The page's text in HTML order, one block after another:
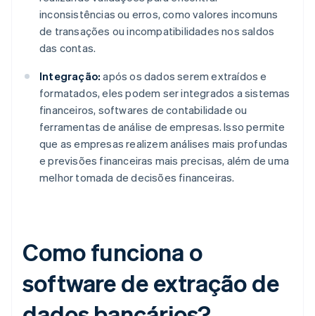
inconsistências ou erros, como valores incomuns
de transações ou incompatibilidades nos saldos
das contas.
Integração: após os dados serem extraídos e
formatados, eles podem ser integrados a sistemas
financeiros, softwares de contabilidade ou
ferramentas de análise de empresas. Isso permite
que as empresas realizem análises mais profundas
e previsões financeiras mais precisas, além de uma
melhor tomada de decisões financeiras.
Como funciona o
software de extração de